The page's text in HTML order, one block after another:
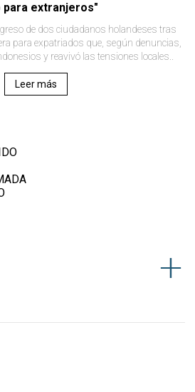
para extranjeros"
de dos ciudadanos holandeses tras
para expatriados que, según denuncias,
y reavivó las tensiones locales..
Leer más